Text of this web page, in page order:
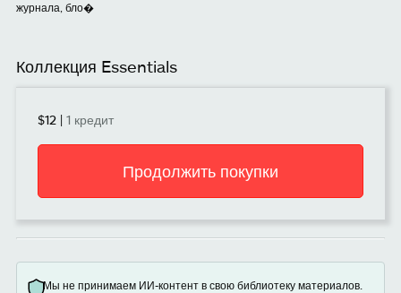
журнала, бло�
Коллекция Essentials
$12 1 кредит
Продолжить покупки
Мы не принимаем ИИ-контент в свою библиотеку материалов.